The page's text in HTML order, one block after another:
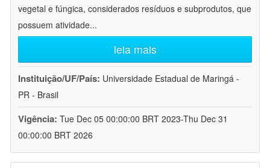
vegetal e fúngica, considerados resíduos e subprodutos, que
possuem atividade...
leia mais
Instituição/UF/País: Universidade Estadual de Maringá -
PR - Brasil
Vigência: Tue Dec 05 00:00:00 BRT 2023-Thu Dec 31
00:00:00 BRT 2026